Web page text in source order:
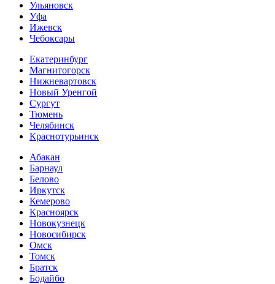
Ульяновск
Уфа
Ижевск
Чебоксары
Екатеринбург
Магнитогорск
Нижневартовск
Новый Уренгой
Сургут
Тюмень
Челябинск
Краснотурьинск
Абакан
Барнаул
Белово
Иркутск
Кемерово
Красноярск
Новокузнецк
Новосибирск
Омск
Томск
Братск
Бодайбо